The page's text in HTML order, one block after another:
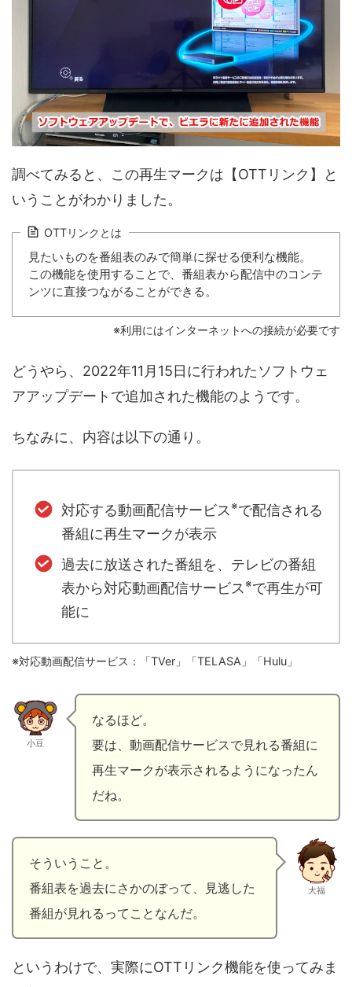
調べてみると、この再生マークは【OTTリンク】と
いうことがわかりました。
OTTリンクとは
見たいものを番組表のみで簡単に探せる便利な機能。
この機能を使用することで、番組表から配信中のコンテ
ンツに直接つながることができる。
※利用にはインターネットへの接続が必要です
どうやら、2022年11月15日に行われたソフトウェ
アアップデートで追加された機能のようです。
ちなみに、内容は以下の通り。
対応する動画配信サービス※で配信される
番組に再生マークが表示
過去に放送された番組を、テレビの番組
表から対応動画配信サービス※で再生が可
能に
※対応動画配信サービス：「TVer」「TELASA」「Hulu」
小豆
なるほど。
要は、動画配信サービスで見れる番組に
再生マークが表示されるようになったん
だね。
そういうこと。
番組表を過去にさかのぼって、見逃した
番組が見れるってことなんだ。
大福
というわけで、実際にOTTリンク機能を使ってみま